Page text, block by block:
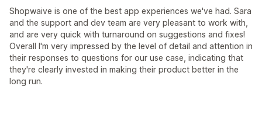
Shopwaive is one of the best app experiences we've had. Sara
and the support and dev team are very pleasant to work with,
and are very quick with turnaround on suggestions and fixes!
Overall I'm very impressed by the level of detail and attention in
their responses to questions for our use case, indicating that
they're clearly invested in making their product better in the
long run.